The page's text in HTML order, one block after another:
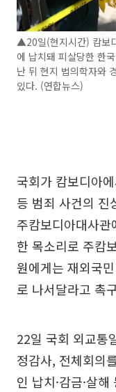
▲20일(현지시간) 캄보
에 납치돼 피살당한 한
난 뒤 현지 법의학자와
있다. (연합뉴스)
국회가 캄보디아
등 범죄 사건의 진
주캄보디아대사
한 목소리로 주캄
원에게는 재외국
로 나서달라고 촉
22일 국회 외교통
정감사, 전체회의
인 납치·감금·살